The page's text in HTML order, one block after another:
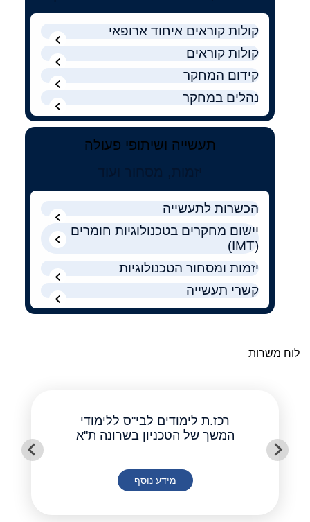
קולות קוראים איחוד ארופאי
קולות קוראים
קידום המחקר
נהלים במחקר
תעשייה ושיתופי פעולה
הכשרות לתעשייה
יישום מחקרים בטכנולוגיות חומרים
(IMT)
יזמות ומסחור הטכנולוגיות
קשרי תעשייה
לוח משרות
רכז.ת לימודים לבי"ס ללימודי
המשך של הטכניון בשרונה ת"א
מידע נוסף